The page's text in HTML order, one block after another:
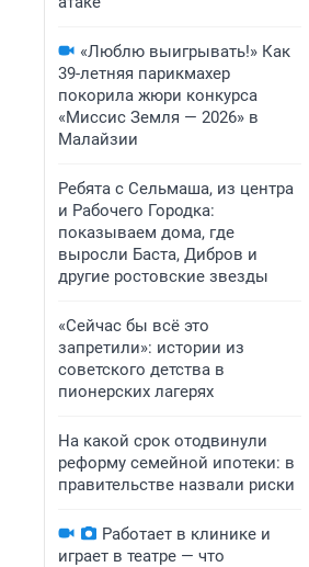
«Люблю выигрывать!» Как
39-летняя парикмахер
покорила жюри конкурса
«Миссис Земля — 2026» в
Малайзии
Ребята с Сельмаша, из центра
и Рабочего Городка:
показываем дома, где
выросли Баста, Дибров и
другие ростовские звезды
«Сейчас бы всё это
запретили»: истории из
советского детства в
пионерских лагерях
На какой срок отодвинули
реформу семейной ипотеки: в
правительстве назвали риски
Работает в клинике и
играет в театре — что